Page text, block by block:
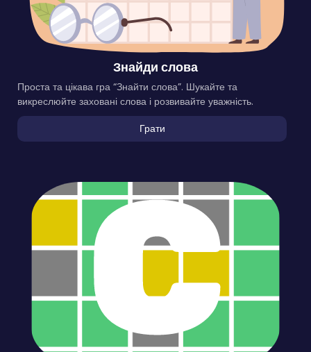
Знайди слова
Проста та цікава гра “Знайти слова”. Шукайте та
викреслюйте заховані слова і розвивайте уважність.
Грати